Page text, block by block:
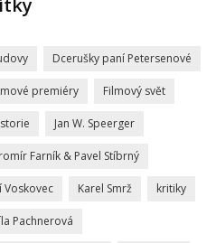
Dcerušky paní Petersenové
premiéry Filmový svět
Jan W. Speerger
Farník & Pavel Stíbrný
Voskovec Karel Smrž kritiky
Pachnerová